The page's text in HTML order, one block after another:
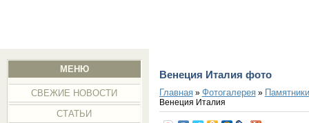
МЕНЮ
СВЕЖИЕ НОВОСТИ
СТАТЬИ
Венеция Италия фото
Главная» Фотогалерея»
Венеция Италия